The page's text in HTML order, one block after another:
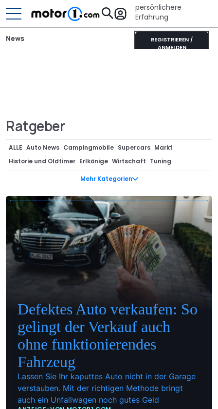
persönlichere
Erfahrung
REGISTRIEREN /
ANMELDEN
News
Ratgeber
Mehr Kategorien
ALLE Auto News Campingmobile Supercars Markt
Historie und Oldtimer Erlkönige Wirtschaft Tuning
Anzeige Teaser
Neuvorstellungen
Designstudien Renderings Technik Motorrad
Vergessene Studien Ratgeber Bizarr Design Interview
Events Green Cars Stars/Entertainment
Trending Sicherheit Videospiele In eigener Sache
Motorsport.com Motorsport.com Tipps und Tests
Defektes Auto verkaufen: So
gelingt der Verkauf auch
ohne funktionierendes
Fahrzeug
Lassen Sie Ihr kaputtes Auto nicht in der Garage
verstauben. Mit der richtigen Methode bringt
auch ein Unfallwagen noch gutes Geld